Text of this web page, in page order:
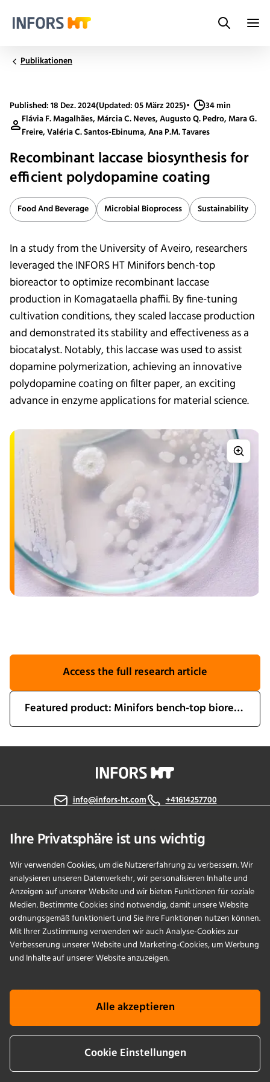
Search
Publikationen
Published: 18 Dez. 2024(Updated: 05 März 2025)•
34 min
Flávia F. Magalhães, Márcia C. Neves, Augusto Q. Pedro, Mara G.
Freire, Valéria C. Santos-Ebinuma, Ana P.M. Tavares
Recombinant laccase biosynthesis for
efficient polydopamine coating
Food And Beverage Microbial Bioprocess Sustainability
In a study from the University of Aveiro, researchers
leveraged the INFORS HT Minifors bench-top
bioreactor to optimize recombinant laccase
production in Komagataella phaffii. By fine-tuning
cultivation conditions, they scaled laccase production
and demonstrated its stability and effectiveness as a
biocatalyst. Notably, this laccase was used to assist
dopamine polymerization, achieving an innovative
polydopamine coating on filter paper, an exciting
advance in enzyme applications for material science.
Access the full research article
Featured product: Minifors bench-top bioreactor
Ihre Privatsphäre ist uns wichtig
Wir verwenden Cookies, um die Nutzererfahrung zu verbessern. Wir
analysieren unseren Datenverkehr, wir personalisieren Inhalte und
Anzeigen auf unserer Website und wir bieten Funktionen für soziale
Medien. Bestimmte Cookies sind notwendig, damit unsere Website
ordnungsgemäß funktioniert und Sie ihre Funktionen nutzen können.
Mit Ihrer Zustimmung verwenden wir auch Analyse-Cookies zur
Verbesserung unserer Website und Marketing-Cookies, um Werbung
und Inhalte auf unserer Website anzuzeigen.
Alle akzeptieren
Cookie Einstellungen
info@infors-ht.com +41614257700
Kontaktieren Sie uns
PRODUKTE
ANWENDUNGEN
SERVICES
UNTERNEHMEN
KNOWLEDGE
Cookie Info AGB Impressum
Datenschutz